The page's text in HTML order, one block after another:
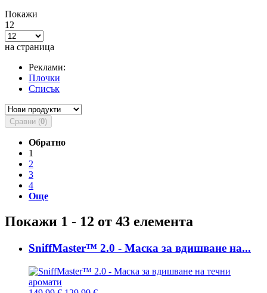
Покажи
12
на страница
Реклами:
Плочки
Списък
Сравни (0)
Обратно
1
2
3
4
Още
Покажи 1 - 12 от 43 елемента
SniffMaster™ 2.0 - Маска за вдишване на...